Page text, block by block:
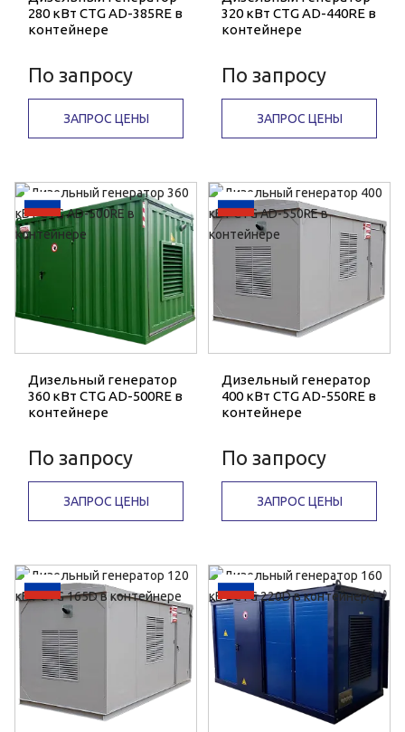
280 кВт CTG AD-385RE в
контейнере
По запросу
ЗАПРОС ЦЕНЫ
320 кВт CTG AD-440RE в
контейнере
По запросу
ЗАПРОС ЦЕНЫ
Дизельный генератор
360 кВт CTG AD-500RE в
контейнере
По запросу
ЗАПРОС ЦЕНЫ
Дизельный генератор
400 кВт CTG AD-550RE в
контейнере
По запросу
ЗАПРОС ЦЕНЫ